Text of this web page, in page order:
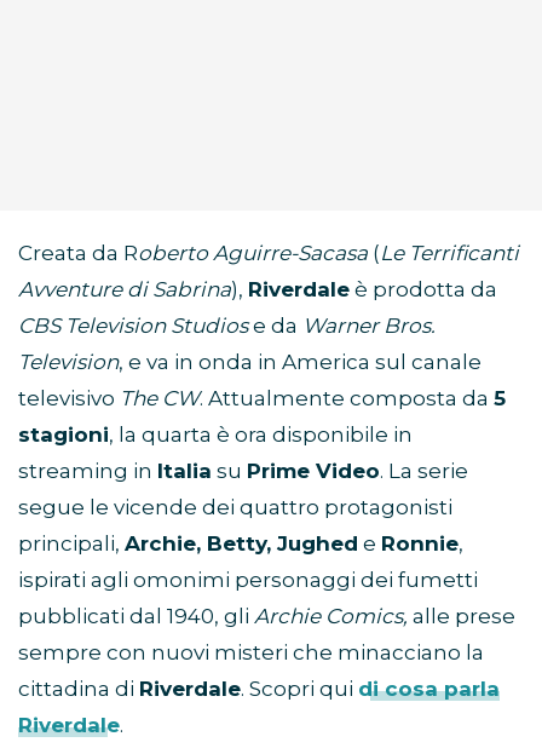
Creata da Roberto Aguirre-Sacasa (Le Terrificanti
Avventure di Sabrina), Riverdale è prodotta da
CBS Television Studiose da Warner Bros.
Television, e va in onda in America sul canale
televisivo The CW. Attualmente composta da 5
stagioni, la quarta è ora disponibile in
streaming in Italia su Prime Video. La serie
segue le vicende dei quattro protagonisti
principali, Archie, Betty, Jughed e Ronnie,
ispirati agli omonimi personaggi dei fumetti
pubblicati dal 1940, gli Archie Comics, alle prese
sempre con nuovi misteri che minacciano la
cittadina di Riverdale. Scopri qui di cosa parla
Riverdale.